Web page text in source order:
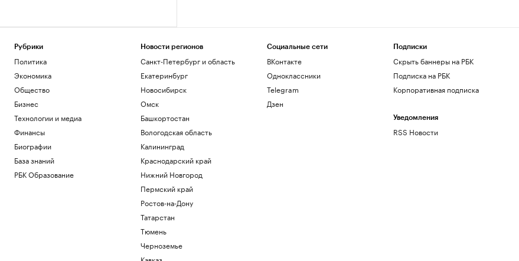
Рубрики
Политика
Экономика
Общество
Бизнес
Технологии и медиа
Финансы
Биографии
База знаний
РБК Образование
Новости регионов
Санкт-Петербург и область
Екатеринбург
Новосибирск
Омск
Башкортостан
Вологодская область
Калининград
Краснодарский край
Нижний Новгород
Пермский край
Ростов-на-Дону
Татарстан
Тюмень
Черноземье
Социальные сети
ВКонтакте
Одноклассники
Telegram
Дзен
Подписки
Скрыть баннеры на РБК
Подписка на РБК
Корпоративная подписка
Уведомления
RSS Новости